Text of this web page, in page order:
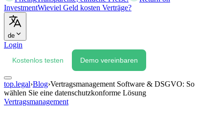
InvestmentWieviel Geld kosten Verträge?
de
Login
Kostenlos testen Demo vereinbaren
top.legal›Blog›Vertragsmanagement Software & DSGVO: So
wählen Sie eine datenschutzkonforme Lösung
Vertragsmanagement